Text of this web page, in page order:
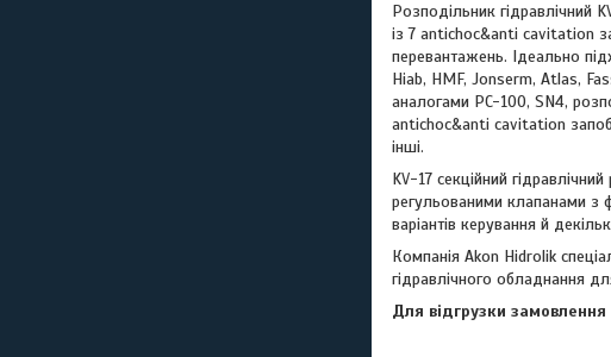
Розподільник гідравлічний
із 7 antichoc&anti cavitation
перевантажень. Ідеально
Hiab, HMF, Jonserm, Atlas,
аналогами PC-100, SN4,
antichoc&anti cavitation
інші.
KV-17 секційний
регульованими клапанами
варіантів керування й
Компанія Akon Hidrolik
гідравлічного обладнання
Для відгрузки